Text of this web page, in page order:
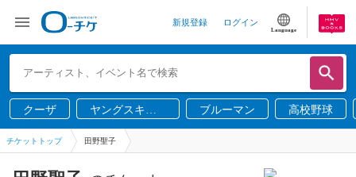
新規登録 ログイン
Language
クーザ
ヤングスキニ
ー
ブルーマン 高校野球
チケットトップ 田野聖子